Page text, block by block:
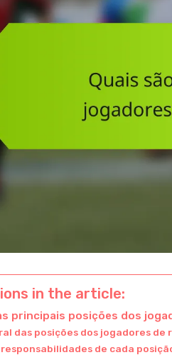
in the article:
principais posições dos
das posições dos jogadores de
responsabilidades de cada